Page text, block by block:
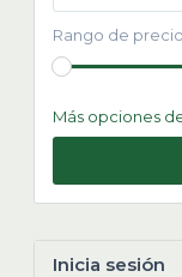
Rango de
Más opciones
Inicia sesión